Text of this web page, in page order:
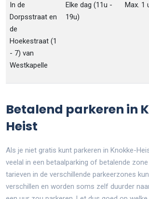
In de
Dorpsstraat en
de
Hoekestraat (1
- 7) van
Westkapelle
Elke dag (11u -
19u)
Max. 1
Betalend parkeren in
Heist
Als je niet gratis kunt parkeren in Knokke-
veelal in een betaalparking of betalende
tarieven in de verschillende parkeerzones
verschillen en worden soms zelf duurder